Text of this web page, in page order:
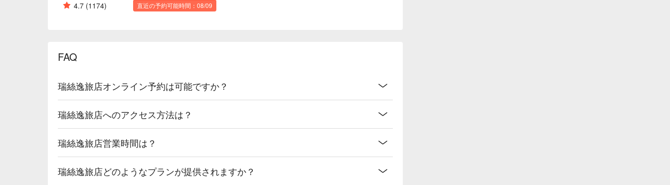
4.7 (1174) 直近の予約可能時間：08/09
FAQ
瑞絲逸旅店オンライン予約は可能ですか？
瑞絲逸旅店へのアクセス方法は？
瑞絲逸旅店営業時間は？
瑞絲逸旅店どのようなプランが提供されますか？